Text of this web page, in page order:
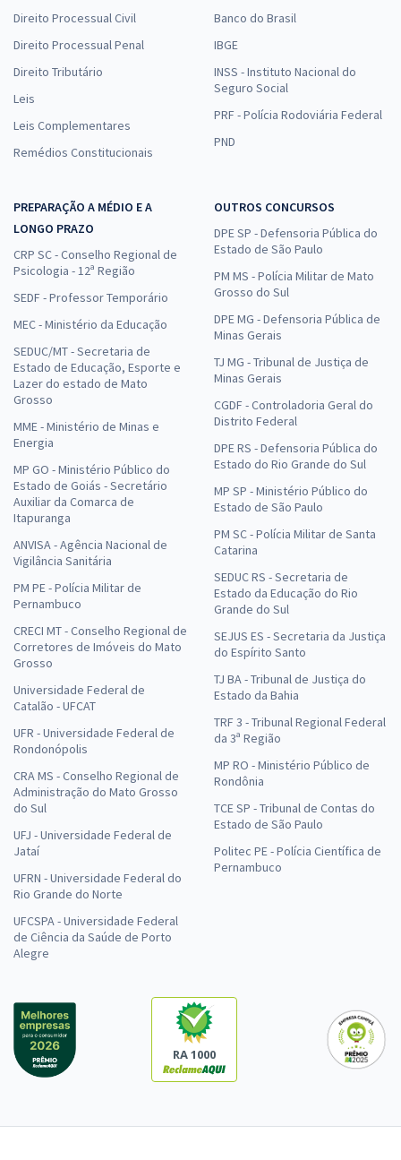
Direito Processual Civil
Direito Processual Penal
Direito Tributário
Leis
Leis Complementares
Remédios Constitucionais
Banco do Brasil
IBGE
INSS - Instituto Nacional do
Seguro Social
PRF - Polícia Rodoviária Federal
PND
PREPARAÇÃO A MÉDIO E A
LONGO PRAZO
CRP SC - Conselho Regional de
Psicologia - 12ª Região
SEDF - Professor Temporário
MEC - Ministério da Educação
SEDUC/MT - Secretaria de
Estado de Educação, Esporte e
Lazer do estado de Mato
Grosso
MME - Ministério de Minas e
Energia
MP GO - Ministério Público do
Estado de Goiás - Secretário
Auxiliar da Comarca de
Itapuranga
ANVISA - Agência Nacional de
Vigilância Sanitária
PM PE - Polícia Militar de
Pernambuco
CRECI MT - Conselho Regional de
Corretores de Imóveis do Mato
Grosso
Universidade Federal de
Catalão - UFCAT
UFR - Universidade Federal de
Rondonópolis
CRA MS - Conselho Regional de
Administração do Mato Grosso
do Sul
UFJ - Universidade Federal de
Jataí
UFRN - Universidade Federal do
Rio Grande do Norte
UFCSPA - Universidade Federal
de Ciência da Saúde de Porto
Alegre
OUTROS CONCURSOS
DPE SP - Defensoria Pública do
Estado de São Paulo
PM MS - Polícia Militar de Mato
Grosso do Sul
DPE MG - Defensoria Pública de
Minas Gerais
TJ MG - Tribunal de Justiça de
Minas Gerais
CGDF - Controladoria Geral do
Distrito Federal
DPE RS - Defensoria Pública do
Estado do Rio Grande do Sul
MP SP - Ministério Público do
Estado de São Paulo
PM SC - Polícia Militar de Santa
Catarina
SEDUC RS - Secretaria de
Estado da Educação do Rio
Grande do Sul
SEJUS ES - Secretaria da Justiça
do Espírito Santo
TJ BA - Tribunal de Justiça do
Estado da Bahia
TRF 3 - Tribunal Regional Federal
da 3ª Região
MP RO - Ministério Público de
Rondônia
TCE SP - Tribunal de Contas do
Estado de São Paulo
Politec PE - Polícia Científica de
Pernambuco
RA 1000